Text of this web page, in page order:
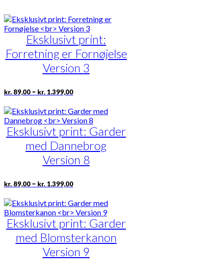
Eksklusivt print:
Forretning er Fornøjelse
Version 3
kr. 89,00 – kr. 1.399,00Prisinterval:
kr. 89,00
kr. 1.399,00
Dette
vare
har
flere
varianter.
Mulighederne
kan
vælges
på
Eksklusivt print: Garder
med Dannebrog
Version 8
kr. 89,00 – kr. 1.399,00Prisinterval:
kr. 89,00
kr. 1.399,00
Dette
vare
har
flere
varianter.
Mulighederne
kan
vælges
på
Eksklusivt print: Garder
med Blomsterkanon
Version 9